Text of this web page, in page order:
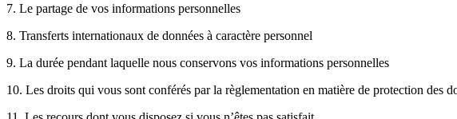
7. Le partage de vos informations personnelles
8. Transferts internationaux de données à caractère personnel
9. La durée pendant laquelle nous conservons vos informations personnelles
10. Les droits qui vous sont conférés par la règlementation en matière de protection des